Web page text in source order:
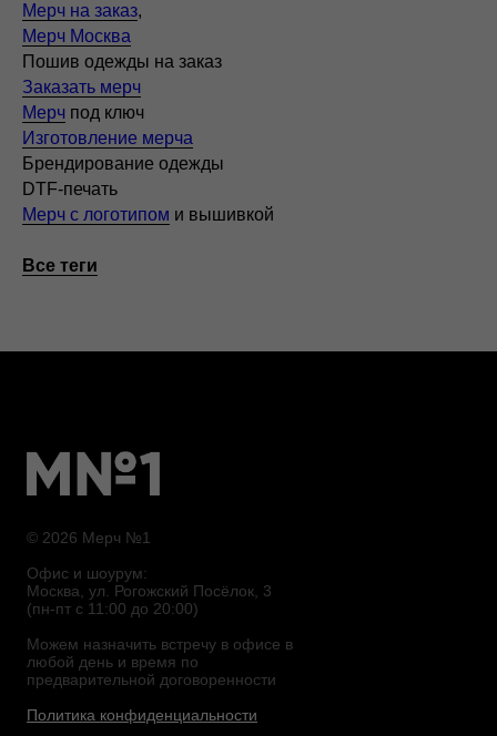
Мерч на заказ,
Мерч Москва
Пошив одежды на заказ
Заказать мерч
Мерч под ключ
Изготовление мерча
Брендирование одежды
DTF-печать
Мерч с логотипом и вышивкой
Все теги
© 2026 Мерч №1
Офис и шоурум:
Москва, ул. Рогожский Посёлок, 3
(пн-пт с 11:00 до 20:00)
Можем назначить встречу в офисе в
любой день и время по
предварительной договоренности
Политика конфиденциальности